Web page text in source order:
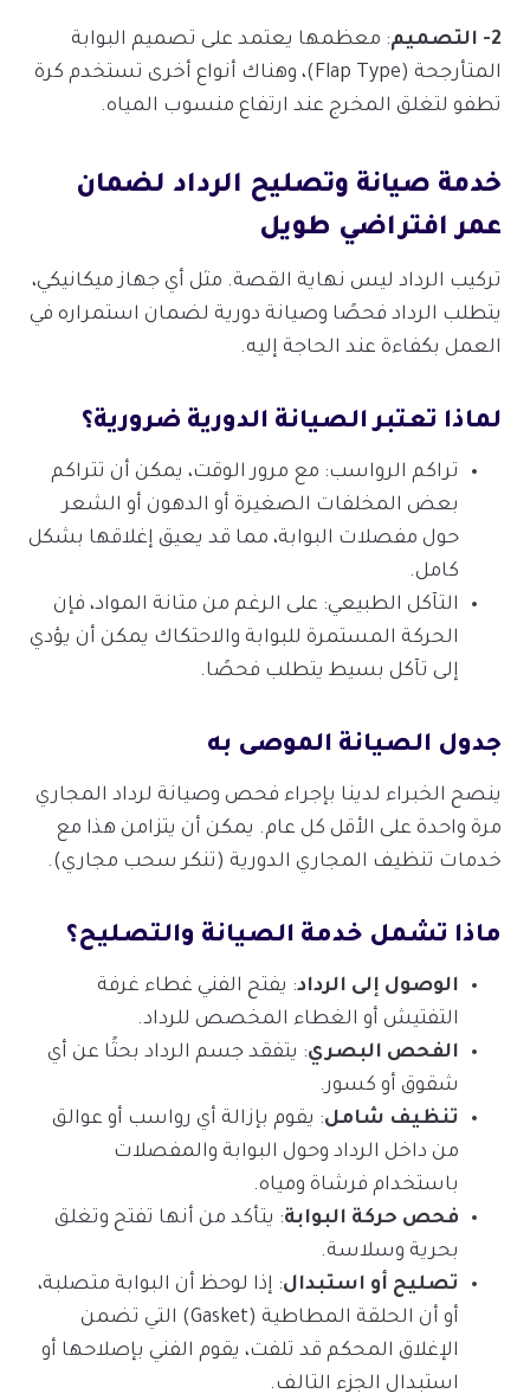
2- التصميم
: معظمها يعتمد على تصميم البوابة
المتأرجحة (Flap Type)، وهناك أنواع أخرى تستخدم كرة
تطفو لتغلق المخرج عند ارتفاع منسوب المياه.
خدمة صيانة وتصليح الرداد لضمان
عمر افتراضي طويل
تركيب الرداد ليس نهاية القصة. مثل أي جهاز ميكانيكي،
يتطلب الرداد فحصًا وصيانة دورية لضمان استمراره في
العمل بكفاءة عند الحاجة إليه.
لماذا تعتبر الصيانة الدورية ضرورية؟
تراكم الرواسب: مع مرور الوقت، يمكن أن تتراكم
بعض المخلفات الصغيرة أو الدهون أو الشعر
حول مفصلات البوابة، مما قد يعيق إغلاقها بشكل
كامل.
التآكل الطبيعي: على الرغم من متانة المواد، فإن
الحركة المستمرة للبوابة والاحتكاك يمكن أن يؤدي
إلى تآكل بسيط يتطلب فحصًا.
جدول الصيانة الموصى به
ينصح الخبراء لدينا بإجراء فحص وصيانة لرداد المجاري
مرة واحدة على الأقل كل عام. يمكن أن يتزامن هذا مع
خدمات تنظيف المجاري الدورية (تنكر سحب مجاري).
ماذا تشمل خدمة الصيانة والتصليح؟
الوصول إلى الرداد: يفتح الفني غطاء غرفة
التفتيش أو الغطاء المخصص للرداد.
الفحص البصري: يتفقد جسم الرداد بحثًا عن أي
شقوق أو كسور.
تنظيف شامل: يقوم بإزالة أي رواسب أو عوالق
من داخل الرداد وحول البوابة والمفصلات
باستخدام فرشاة ومياه.
فحص حركة البوابة: يتأكد من أنها تفتح وتغلق
بحرية وسلاسة.
تصليح أو استبدال: إذا لوحظ أن البوابة متصلبة،
أو أن الحلقة المطاطية (Gasket) التي تضمن
الإغلاق المحكم قد تلفت، يقوم الفني بإصلاحها أو
استبدال الجزء التالف.